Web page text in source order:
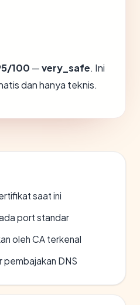
100 —very_safe. Ini
dan hanya teknis.
saat ini
port standar
oleh CA terkenal
pembajakan DNS